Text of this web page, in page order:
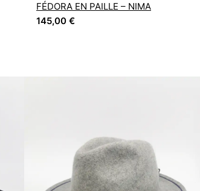
FÉDORA EN PAILLE – NIMA
145,00 €